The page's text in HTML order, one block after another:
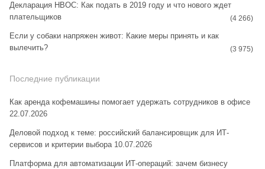
Декларация НВОС: Как подать в 2019 году и что нового ждет
плательщиков
(4 266)
Если у собаки напряжен живот: Какие меры принять и как
вылечить?
(3 975)
Последние публикации
Как аренда кофемашины помогает удержать сотрудников в офисе
22.07.2026
Деловой подход к теме: российский балансировщик для ИТ-
сервисов и критерии выбора 10.07.2026
Платформа для автоматизации ИТ-операций: зачем бизнесу